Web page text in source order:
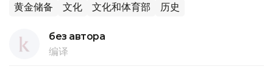
黄金储备 文化 文化和体育部 历史
без автора
编译